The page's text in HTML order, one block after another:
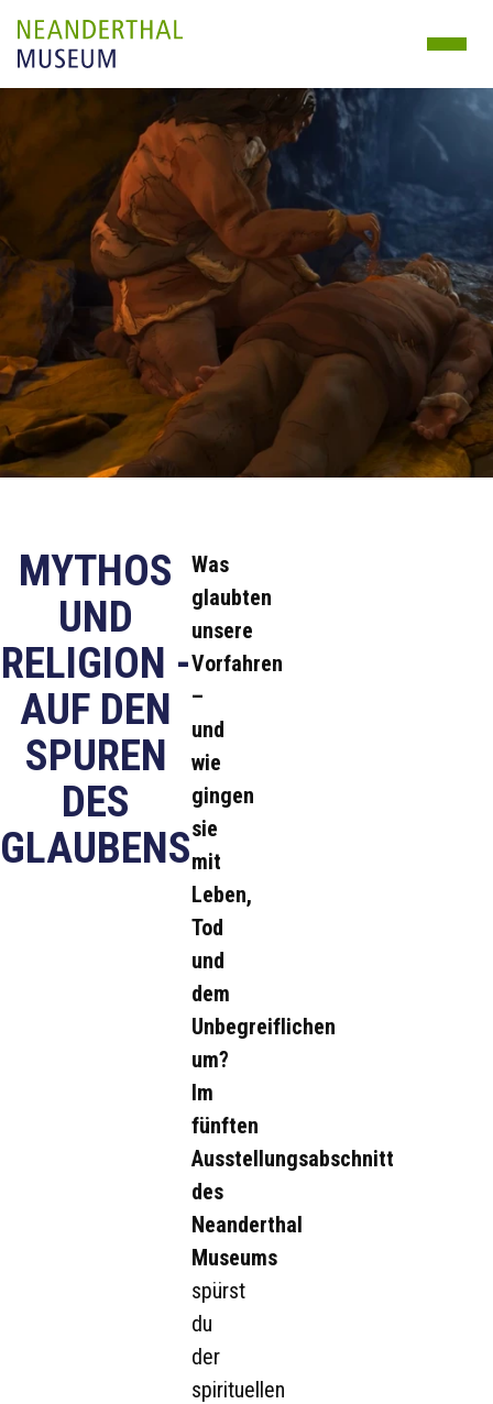
MYTHOS
UND
RELIGION -
AUF DEN
SPUREN
DES
GLAUBENS
Was
glaubten
unsere
Vorfahren
–
und
wie
gingen
sie
mit
Leben,
Tod
und
dem
Unbegreiflichen
um?
Im
fünften
Ausstellungsabschnitt
des
Neanderthal
Museums
spürst
du
der
spirituellen